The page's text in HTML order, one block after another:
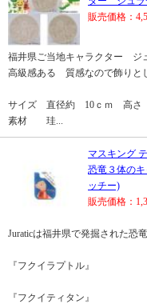
販売価格：
福井県ご当地キャラクター ジ
高級感ある 質感なので飾りと
サイズ 直径約 10ｃｍ 高さ
素材 珪...
マスキング
恐竜３体の
ッチー)
販売価格：
Juraticは福井県で発掘された恐
『フクイラプトル』
『フクイティタン』